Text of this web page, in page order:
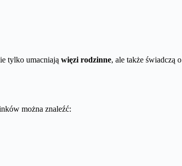
tylko umacniają więzi rodzinne, ale także świadczą o
można znaleźć: